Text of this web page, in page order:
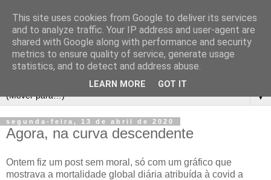
▼
segunda-feira, 13 de abril de 2020
Agora, na curva descendente
Ontem fiz um post sem moral, só com um gráfico que
mostrava a mortalidade global diária atribuída à covid a
This site uses cookies from Google to deliver its services
and to analyze traffic. Your IP address and user-agent are
shared with Google along with performance and security
metrics to ensure quality of service, generate usage
statistics, and to detect and address abuse.
LEARN MORE GOT IT